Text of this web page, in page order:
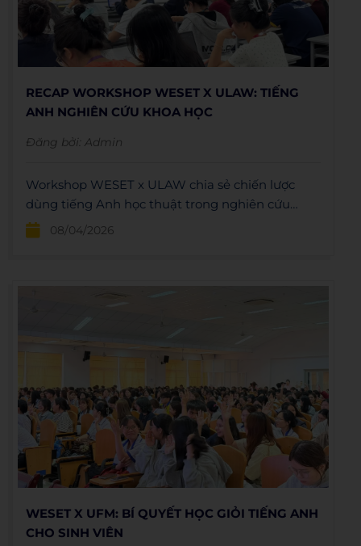
RECAP WORKSHOP WESET X ULAW: TIẾNG
ANH NGHIÊN CỨU KHOA HỌC
Đăng bởi: Admin
Workshop WESET x ULAW chia sẻ chiến lược
dùng tiếng Anh học thuật trong nghiên cứu
khoa học, giúp sinh viên làm chủ tư duy và tài
liệu quốc tế
08/04/2026
WESET X UFM: BÍ QUYẾT HỌC GIỎI TIẾNG ANH
CHO SINH VIÊN